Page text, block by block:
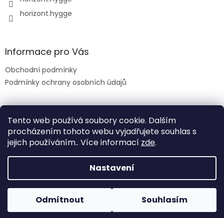
Tento web používá soubory cookie. Dalším
procházením tohoto webu vyjadřujete souhlas s
jejich používáním.. Více informací zde.
Nastavení
Odmítnout Souhlasím
horizont.hygge
Informace pro Vás
Obchodní podmínky
Podmínky ochrany osobních údajů
Vytvořil Shoptet
Copyright 2026HORIZONT . Všechna práva vyhrazena.